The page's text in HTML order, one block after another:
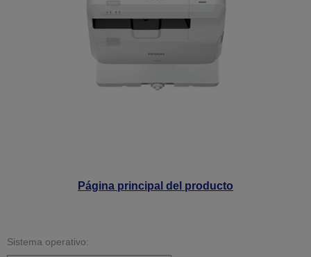
Página principal del producto
Sistema operativo: